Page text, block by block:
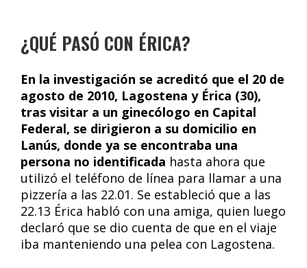
¿QUÉ PASÓ CON ÉRICA?
En la investigación se acreditó que el 20 de
agosto de 2010, Lagostena y Érica (30),
tras visitar a un ginecólogo en Capital
Federal, se dirigieron a su domicilio en
Lanús, donde ya se encontraba una
persona no identificada hasta ahora que
utilizó el teléfono de línea para llamar a una
pizzería a las 22.01. Se estableció que a las
22.13 Érica habló con una amiga, quien luego
declaró que se dio cuenta de que en el viaje
iba manteniendo una pelea con Lagostena.